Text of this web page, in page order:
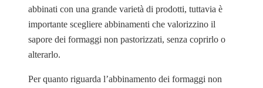
abbinati con una grande varietà di prodotti, tuttavia è
importante scegliere abbinamenti che valorizzino il
sapore dei formaggi non pastorizzati, senza coprirlo o
alterarlo.
Per quanto riguarda l’abbinamento dei formaggi non